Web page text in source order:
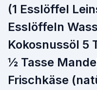
(1 Esslöffel
Esslöffeln
Kokosnussöl 5
½ Tasse
Frischkäse